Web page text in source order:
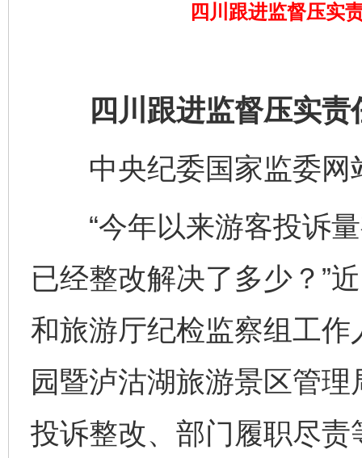
四川跟进监督压实
四川跟进监督压实责
中央纪委国家监委网
“今年以来游客投诉量
已经整改解决了多少？”
和旅游厅纪检监察组工
园暨泸沽湖旅游景区管
投诉整改、部门履职尽责